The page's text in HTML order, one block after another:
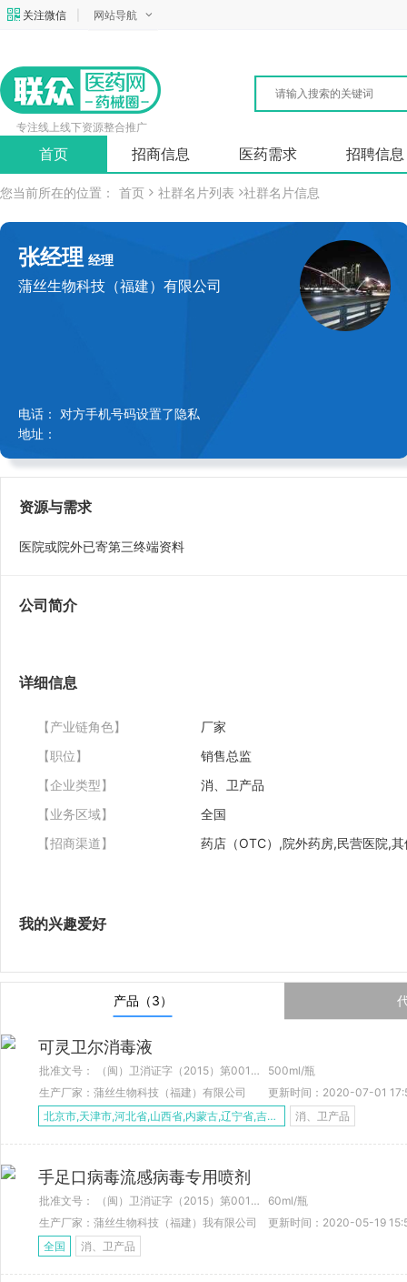
关注微信 网站导航
专注线上线下资源整合推广
首页 招商信息 医药需求 招聘信息
您当前所在的位置： 首页 社群名片列表 社群名片信息
张经理 经理
蒲丝生物科技（福建）有限公司
电话： 对方手机号码设置了隐私
地址：
资源与需求
医院或院外已寄第三终端资料
公司简介
详细信息
【产业链角色】
厂家
【职位】
销售总监
【企业类型】
消、卫产品
【业务区域】
全国
【招商渠道】
药店（OTC）,院外药房,民营医院,
我的兴趣爱好
产品（3）
可灵卫尔消毒液
批准文号： （闽）卫消证字（2015）第0012号
500ml/瓶
生产厂家：蒲丝生物科技（福建）有限公司
更新时间：2020-07-01
北京市,天津市,河北省,山西省,内蒙古,辽宁省,吉林省,黑龙江,上海市,江苏省,浙江省,安徽省,福建省,江西省,山东省,河南省,湖北省,湖南省,广东省,广西省,海南省,重庆市,四川省,贵州省,云南省,西 藏,陕西省,甘肃省,青海省,宁 夏,新 疆
消、卫产品
手足口病毒流感病毒专用喷剂
批准文号： （闽）卫消证字（2015）第0012号
60ml/瓶
生产厂家：蒲丝生物科技（福建）我有限公司
更新时间：2020-05-19
全国
消、卫产品